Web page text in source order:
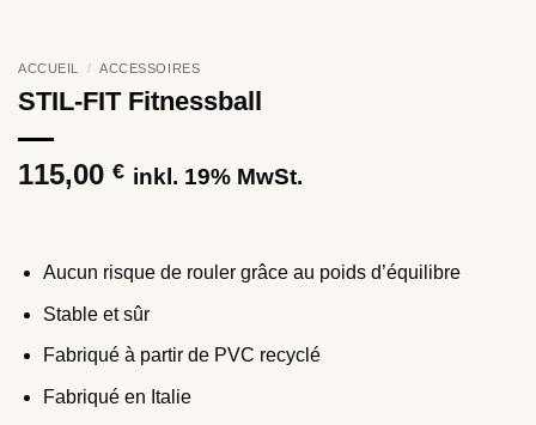
ACCUEIL / ACCESSOIRES
STIL-FIT Fitnessball
115,00 € inkl. 19% MwSt.
Aucun risque de rouler grâce au poids d’équilibre
Stable et sûr
Fabriqué à partir de PVC recyclé
Fabriqué en Italie